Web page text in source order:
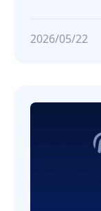
2026/05/22